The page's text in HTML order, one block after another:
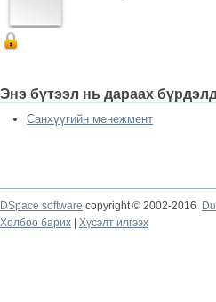
Энэ бүтээл нь дараах
Санхүүгийн менежмент
DSpace software copyright © 2002-2016
Холбоо барих
Хүсэлт илгээх